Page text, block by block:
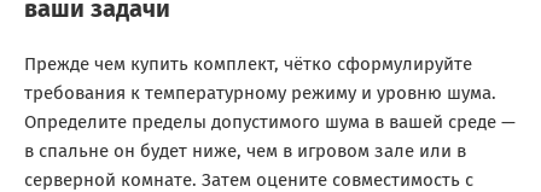
ваши задачи
Прежде чем купить комплект, чётко сформулируйте
требования к температурному режиму и уровню шума.
Определите пределы допустимого шума в вашей среде —
в спальне он будет ниже, чем в игровом зале или в
серверной комнате. Затем оцените совместимость с